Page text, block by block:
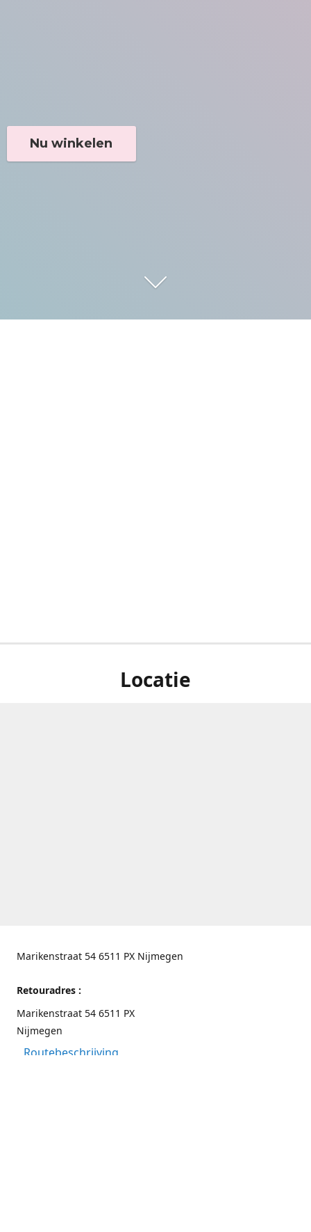
Nu winkelen
Locatie
Marikenstraat 54 6511 PX Nijmegen
Retouradres :
Marikenstraat 54 6511 PX
Nijmegen
Routebeschrijving